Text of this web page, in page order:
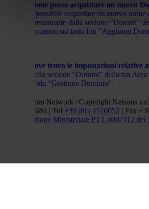
Come posso acquistare un nuovo
È possibile acquistare un nuovo nome
direttamente dalla sezione “Domini”
cliccando sul tasto blu “Aggiungi
Dove trovo le impostazioni relative
Nella sezione “Domini” della tua
in blu “Gestione Dominio”.
Netsons.com Network | Copyright Netsons
01838660684 | Tel +39 085 4510052 | Fax
Autorizzazione Ministeriale PTT 0007112 del